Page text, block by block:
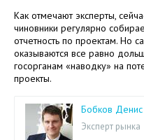
Как отмечают эксперты,
чиновники регулярно
отчетность по проектам. Но
оказываются все равно
госорганам «наводку» на
проекты.
Бобков Денис
Эксперт рынка